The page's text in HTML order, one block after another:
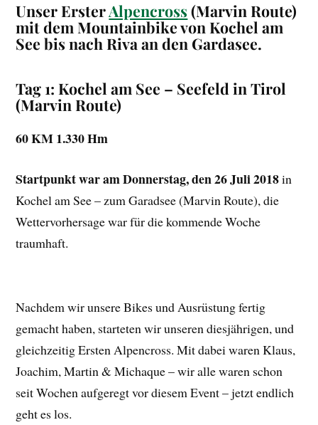
Unser ErsterAlpencross (Marvin Route)
mit dem Mountainbike von Kochel am
See bis nach Riva an den Gardasee.
Tag 1: Kochel am See – Seefeld in Tirol
(Marvin Route)
60 KM 1.330 Hm
Startpunkt war am Donnerstag, den 26 Juli 2018in
Kochel am See – zum Garadsee (Marvin Route), die
Wettervorhersage war für die kommende Woche
traumhaft.
Nachdem wir unsere Bikes und Ausrüstung fertig
gemacht haben, starteten wir unseren diesjährigen, und
gleichzeitig Ersten Alpencross. Mit dabei waren Klaus,
Joachim, Martin & Michaque – wir alle waren schon
seit Wochen aufgeregt vor diesem Event – jetzt endlich
geht es los.